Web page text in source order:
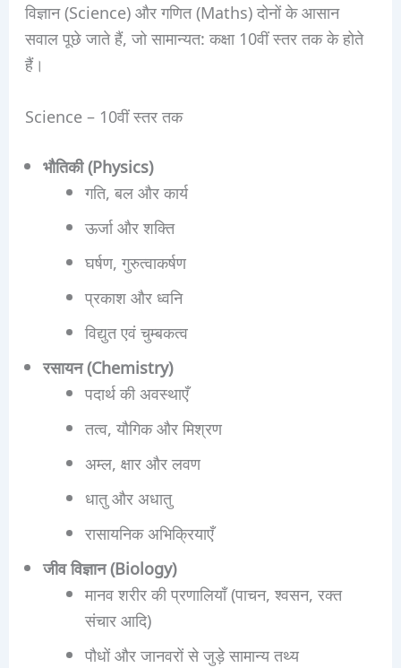
विज्ञान (Science) और गणित (Maths) दोनों के आसान
सवाल पूछे जाते हैं, जो सामान्यत: कक्षा 10वीं स्तर तक के होते
हैं।
Science – 10वीं स्तर तक
भौतिकी (Physics)
गति, बल और कार्य
ऊर्जा और शक्ति
घर्षण, गुरुत्वाकर्षण
प्रकाश और ध्वनि
विद्युत एवं चुम्बकत्व
रसायन (Chemistry)
पदार्थ की अवस्थाएँ
तत्व, यौगिक और मिश्रण
अम्ल, क्षार और लवण
धातु और अधातु
रासायनिक अभिक्रियाएँ
जीव विज्ञान (Biology)
मानव शरीर की प्रणालियाँ (पाचन, श्वसन, रक्त
संचार आदि)
पौधों और जानवरों से जुड़े सामान्य तथ्य